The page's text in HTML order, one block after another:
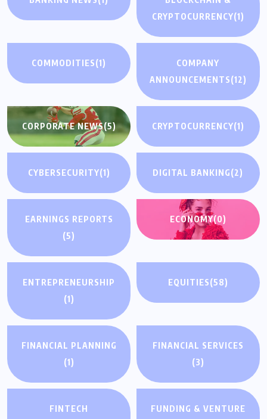
CRYPTOCURRENCY(1)
COMMODITIES(1)
COMPANY
ANNOUNCEMENTS(12)
CORPORATE NEWS(5) CRYPTOCURRENCY(1)
CYBERSECURITY(1) DIGITAL BANKING(2)
EARNINGS REPORTS
(5)
ECONOMY(0)
ENTREPRENEURSHIP
(1)
EQUITIES(58)
FINANCIAL PLANNING
(1)
FINANCIAL SERVICES
(3)
FINTECH
FUNDING & VENTURE